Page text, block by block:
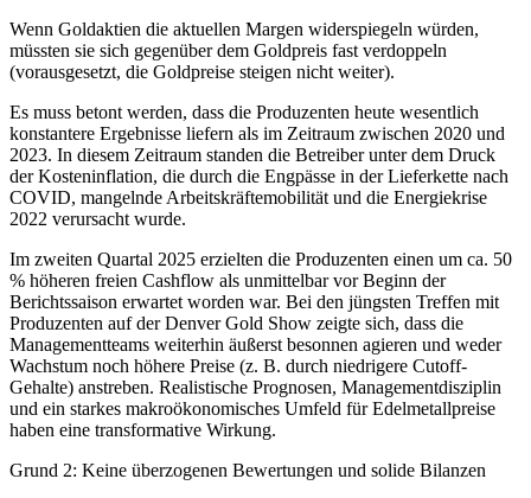
Wenn Goldaktien die aktuellen Margen widerspiegeln würden,
müssten sie sich gegenüber dem Goldpreis fast verdoppeln
(vorausgesetzt, die Goldpreise steigen nicht weiter).
Es muss betont werden, dass die Produzenten heute wesentlich
konstantere Ergebnisse liefern als im Zeitraum zwischen 2020 und
2023. In diesem Zeitraum standen die Betreiber unter dem Druck
der Kosteninflation, die durch die Engpässe in der Lieferkette nach
COVID, mangelnde Arbeitskräftemobilität und die Energiekrise
2022 verursacht wurde.
Im zweiten Quartal 2025 erzielten die Produzenten einen um ca. 50
% höheren freien Cashflow als unmittelbar vor Beginn der
Berichtssaison erwartet worden war. Bei den jüngsten Treffen mit
Produzenten auf der Denver Gold Show zeigte sich, dass die
Managementteams weiterhin äußerst besonnen agieren und weder
Wachstum noch höhere Preise (z. B. durch niedrigere Cutoff-
Gehalte) anstreben. Realistische Prognosen, Managementdisziplin
und ein starkes makroökonomisches Umfeld für Edelmetallpreise
haben eine transformative Wirkung.
Grund 2: Keine überzogenen Bewertungen und solide Bilanzen